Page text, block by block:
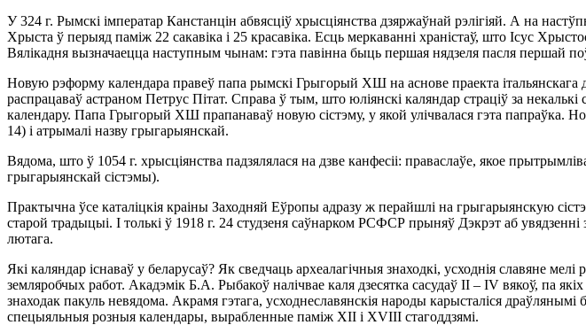
У 324 г. Рымскi iмператар Канстанцiн абвясцiў хрысцiянства дзяржаўнай рэлiгiяй. А на
Хрыста ў перыяд памiж 22 сакавiка i 25 красавiка. Есць меркаваннi хранiстаў, што Iсус
Вялiкадня вызначаецца наступным чынам: гэта павiнна быць першая нядзеля пасля першай
Новую рэформу календара правеў папа рымскi Грыгорый ХШ на аснове праекта
распрацаваў астраном Петрус Пiтат. Справа ў тым, што юлiянскi каляндар страцiў за некалькi
календару. Папа Грыгорый ХШ прапанаваў новую сiстэму, у якой улiчвалася гэта папраўка.
14) i атрымалi назву грыгарыянскай.
Вядома, што ў 1054 г. хрысцiянства падзялялася на дзве канфесii: праваслаўе, якое
грыгарыянскай сiстэмы).
Практычна ўсе каталiцкiя краiны Заходняй Еўропы адразу ж перайшлi на грыгарыянскую
старой традыцыi. I толькi ў 1918 г. 24 студзеня саўнарком РСФСР прыняў Дэкрэт аб
лютага.
Якi каляндар iснаваў у беларусаў? Як сведчаць археалагiчныя знаходкi, усходнiя славяне
земляробчых работ. Акадэмiк Б.А. Рыбакоў налiчвае каля дзесятка сасудаў II – IV вякоў, па
знаходак пакуль невядома. Акрамя гэтага, усходнеславянскiя народы карысталiся
спецыяльныя розныя календары, вырабленные памiж XII i XVIII стагоддзямi.